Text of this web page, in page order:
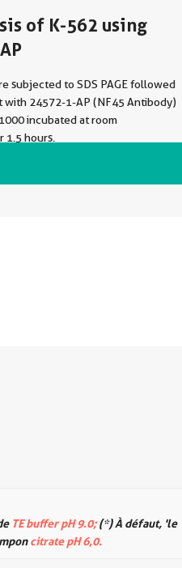
of K-562 using
subjected to SDS PAGE followed
with 24572-1-AP (NF45 Antibody)
at room
1.5 hours.
TE buffer pH 9.0;(*) À défaut, 'le
citrate pH 6,0.